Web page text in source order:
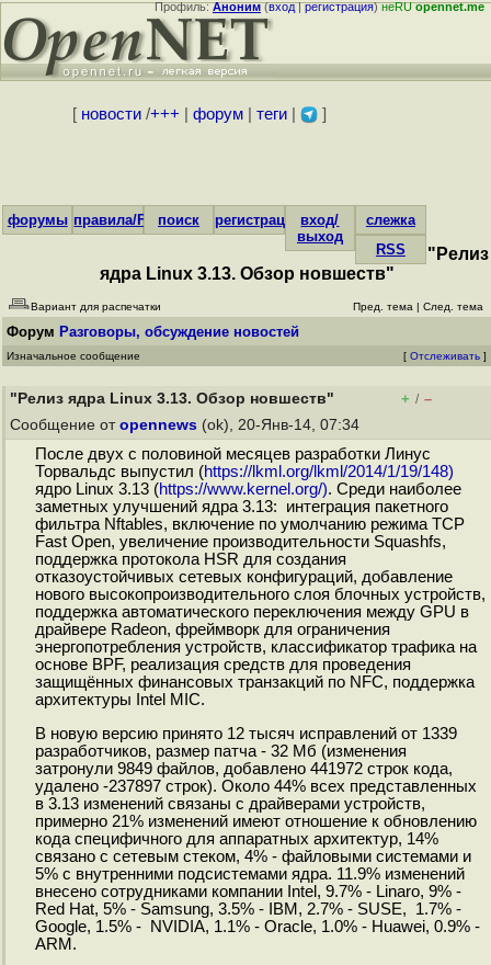
Профиль:Аноним(вход|регистрация)неRUopennet.me
[ новости/+++ форум| теги| ]
форумы правила/FAQпоиск регистрациявход/
выход
слежка
RSS
"Релиз
ядра Linux 3.13. Обзор новшеств"
Вариант для распечатки Пред. тема | След. тема
Форум Разговоры, обсуждение новостей
Изначальное сообщение [ Отслеживать ]
"Релиз ядра Linux 3.13. Обзор новшеств" + / –
Сообщение от opennews (ok), 20-Янв-14, 07:34
После двух с половиной месяцев разработки Линус
Торвальдс выпустил (https://lkml.org/lkml/2014/1/19/148)
ядро Linux 3.13 (https://www.kernel.org/). Среди наиболее
заметных улучшений ядра 3.13: интеграция пакетного
фильтра Nftables, включение по умолчанию режима TCP
Fast Open, увеличение производительности Squashfs,
поддержка протокола HSR для создания
отказоустойчивых сетевых конфигураций, добавление
нового высокопроизводительного слоя блочных устройств,
поддержка автоматического переключения между GPU в
драйвере Radeon, фреймворк для ограничения
энергопотребления устройств, классификатор трафика на
основе BPF, реализация средств для проведения
защищённых финансовых транзакций по NFC, поддержка
архитектуры Intel MIC.
В новую версию принято 12 тысяч исправлений от 1339
разработчиков, размер патча - 32 Мб (изменения
затронули 9849 файлов, добавлено 441972 строк кода,
удалено -237897 строк). Около 44% всех представленных
в 3.13 изменений связаны с драйверами устройств,
примерно 21% изменений имеют отношение к обновлению
кода специфичного для аппаратных архитектур, 14%
связано с сетевым стеком, 4% - файловыми системами и
5% c внутренними подсистемами ядра. 11.9% изменений
внесено сотрудниками компании Intel, 9.7% - Linaro, 9% -
Red Hat, 5% - Samsung, 3.5% - IBM, 2.7% - SUSE, 1.7% -
Google, 1.5% - NVIDIA, 1.1% - Oracle, 1.0% - Huawei, 0.9% -
ARM.